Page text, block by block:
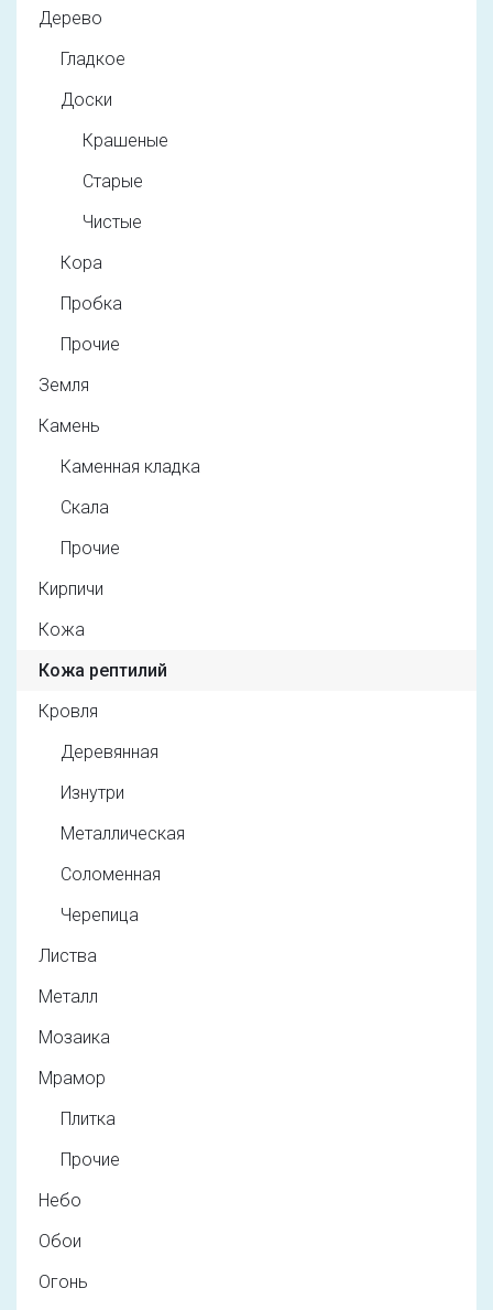
Дерево
Гладкое
Доски
Крашеные
Старые
Чистые
Кора
Пробка
Прочие
Земля
Камень
Каменная кладка
Скала
Прочие
Кирпичи
Кожа
Кожа рептилий
Кровля
Деревянная
Изнутри
Металлическая
Соломенная
Черепица
Листва
Металл
Мозаика
Мрамор
Плитка
Прочие
Небо
Обои
Огонь